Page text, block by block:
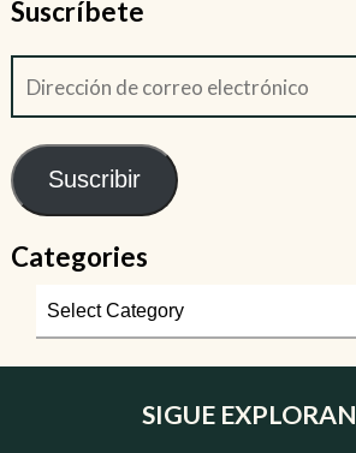
Suscríbete
Suscribir
Categories
SIGUE